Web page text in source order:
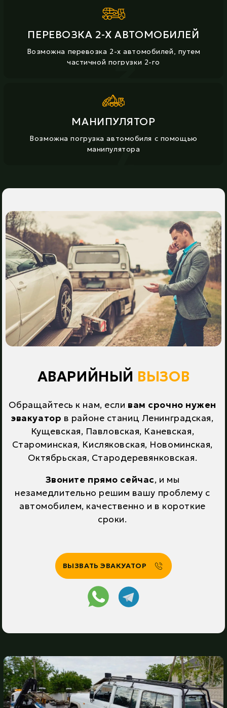
ПЕРЕВОЗКА 2-Х АВТОМОБИЛЕЙ
Возможна перевозка 2-х автомобилей, путем
частичной погрузки 2-го
3
МАНИПУЛЯТОР
Возможна погрузка автомобиля с помощью
манипулятора
4
АВАРИЙНЫЙ ВЫЗОВ
Обращайтесь к нам, если вам срочно нужен
эвакуатор в районе станиц Ленинградская,
Кущевская, Павловская, Каневская,
Староминская, Кисляковская, Новоминская,
Октябрьская, Стародеревянковская.
Звоните прямо сейчас, и мы
незамедлительно решим вашу проблему с
автомобилем, качественно и в короткие
сроки.
ВЫЗВАТЬ ЭВАКУАТОР